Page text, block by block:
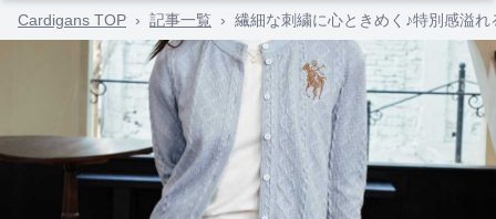
Cardigans TOP › 記事一覧 › 繊細な刺繍に心ときめく♪特別感溢